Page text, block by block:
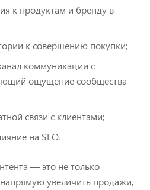
к продуктам и бренду в
к совершению покупки;
коммуникации с
ощущение сообщества
связи с клиентами;
на SEO.
— это не только
увеличить продажи,